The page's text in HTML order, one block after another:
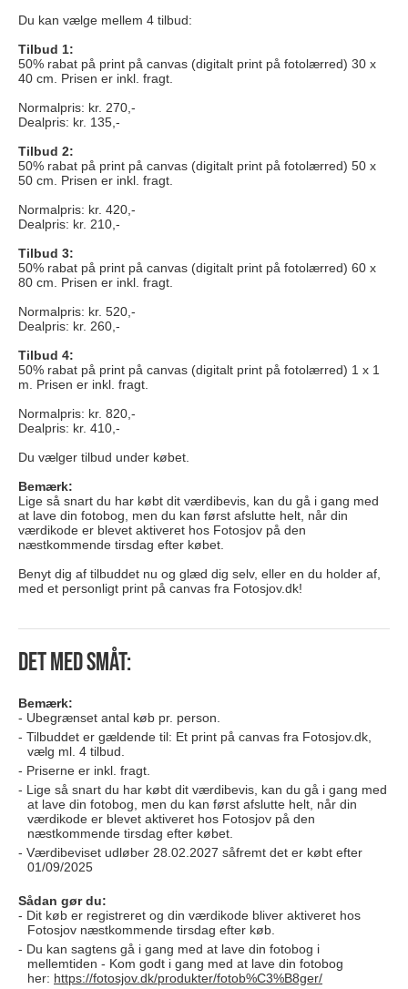
Du kan vælge mellem 4 tilbud:
Tilbud 1:
50% rabat på print på canvas (digitalt print på fotolærred) 30 x
40 cm. Prisen er inkl. fragt.
Normalpris: kr. 270,-
Dealpris: kr. 135,-
Tilbud 2:
50% rabat på print på canvas (digitalt print på fotolærred) 50 x
50 cm. Prisen er inkl. fragt.
Normalpris: kr. 420,-
Dealpris: kr. 210,-
Tilbud 3:
50% rabat på print på canvas (digitalt print på fotolærred) 60 x
80 cm. Prisen er inkl. fragt.
Normalpris: kr. 520,-
Dealpris: kr. 260,-
Tilbud 4:
50% rabat på print på canvas (digitalt print på fotolærred) 1 x 1
m. Prisen er inkl. fragt.
Normalpris: kr. 820,-
Dealpris: kr. 410,-
Du vælger tilbud under købet.
Bemærk:
Lige så snart du har købt dit værdibevis, kan du gå i gang med
at lave din fotobog, men du kan først afslutte helt, når din
værdikode er blevet aktiveret hos Fotosjov på den
næstkommende tirsdag efter købet.
Benyt dig af tilbuddet nu og glæd dig selv, eller en du holder af,
med et personligt print på canvas fra Fotosjov.dk!
Det med småt:
Bemærk:
Ubegrænset antal køb pr. person.
Tilbuddet er gældende til: Et print på canvas fra Fotosjov.dk,
vælg ml. 4 tilbud.
Priserne er inkl. fragt.
Lige så snart du har købt dit værdibevis, kan du gå i gang med
at lave din fotobog, men du kan først afslutte helt, når din
værdikode er blevet aktiveret hos Fotosjov på den
næstkommende tirsdag efter købet.
Værdibeviset udløber 28.02.2027 såfremt det er købt efter
01/09/2025
Sådan gør du:
Dit køb er registreret og din værdikode bliver aktiveret hos
Fotosjov næstkommende tirsdag efter køb.
Du kan sagtens gå i gang med at lave din fotobog i
mellemtiden - Kom godt i gang med at lave din fotobog
her: https://fotosjov.dk/produkter/fotob%C3%B8ger/